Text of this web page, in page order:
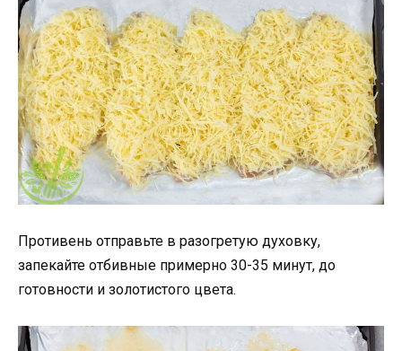
Противень отправьте в разогретую духовку,
запекайте отбивные примерно 30-35 минут, до
готовности и золотистого цвета.